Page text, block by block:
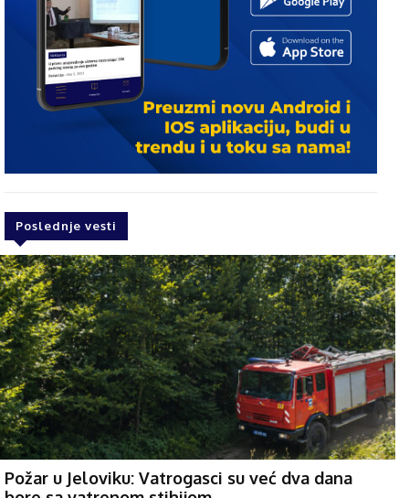
Poslednje vesti
Požar u Jeloviku: Vatrogasci su već dva dana